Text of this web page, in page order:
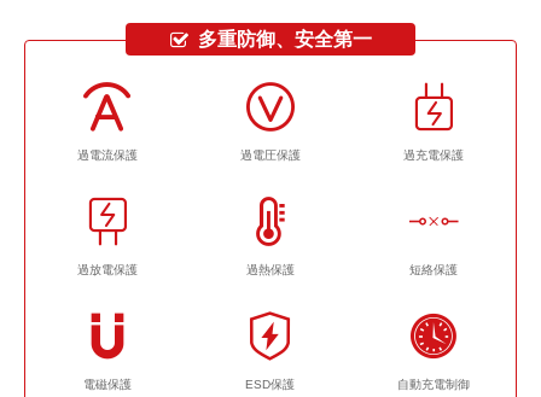
多重防御、安全第一
過電流保護 過電圧保護 過充電保護
過放電保護 過熱保護 短絡保護
電磁保護 ESD保護 自動充電制御